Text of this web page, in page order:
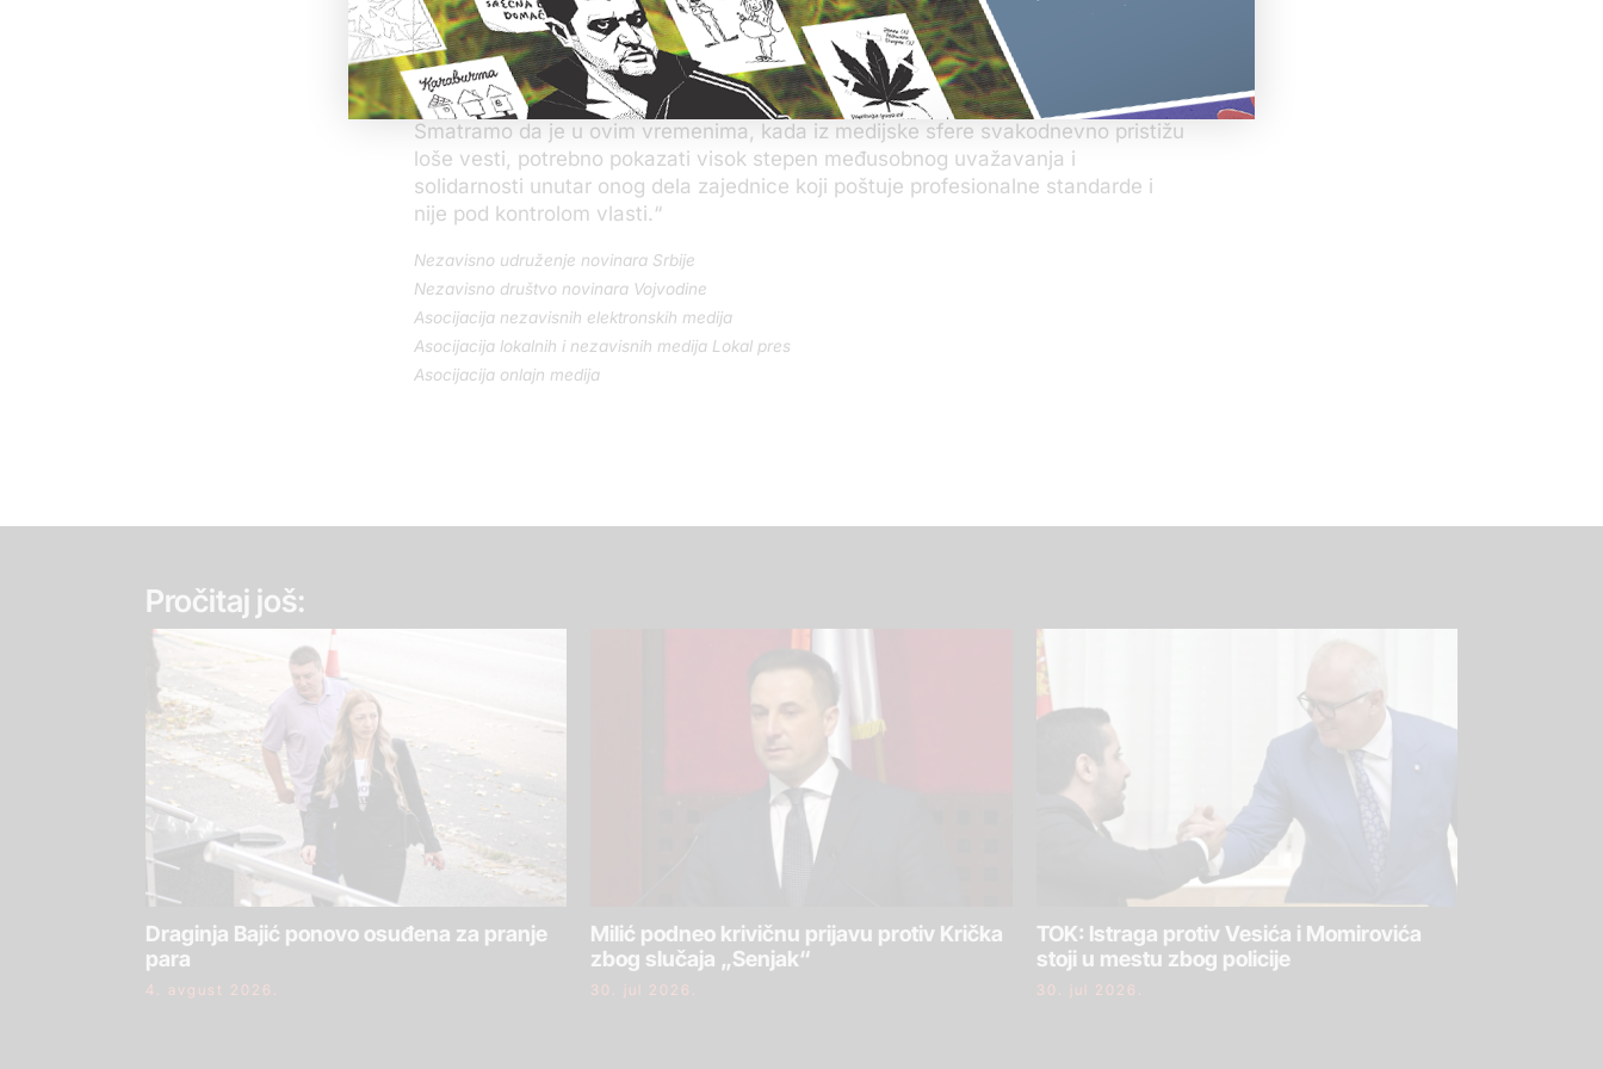
Grupu za slobodu medija, sa premijerkom Anom Brnabić, i predaje zahteva za
poboljšanje medijske situacija – ništa suštinski nije promenilo, ukoliko u to ne
računamo dalje urušavanje medijskih sloboda i položaja novinara i medija.
Smatramo da je u ovim vremenima, kada iz medijske sfere svakodnevno pristižu
loše vesti, potrebno pokazati visok stepen međusobnog uvažavanja i
solidarnosti unutar onog dela zajednice koji poštuje profesionalne standarde i
nije pod kontrolom vlasti.“
Nezavisno udruženje novinara Srbije
Nezavisno društvo novinara Vojvodine
Asocijacija nezavisnih elektronskih medija
Asocijacija lokalnih i nezavisnih medija Lokal pres
Asocijacija onlajn medija
Pročitaj još:
Draginja Bajić ponovo osuđena za pranje
para
4. avgust 2026.
Milić podneo krivičnu prijavu protiv Krička
zbog slučaja „Senjak“
30. jul 2026.
TOK: Istraga protiv Vesića i Momirovića
stoji u mestu zbog policije
30. jul 2026.